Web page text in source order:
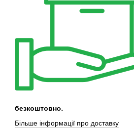
безкоштовно.
Більше інформації про доставку